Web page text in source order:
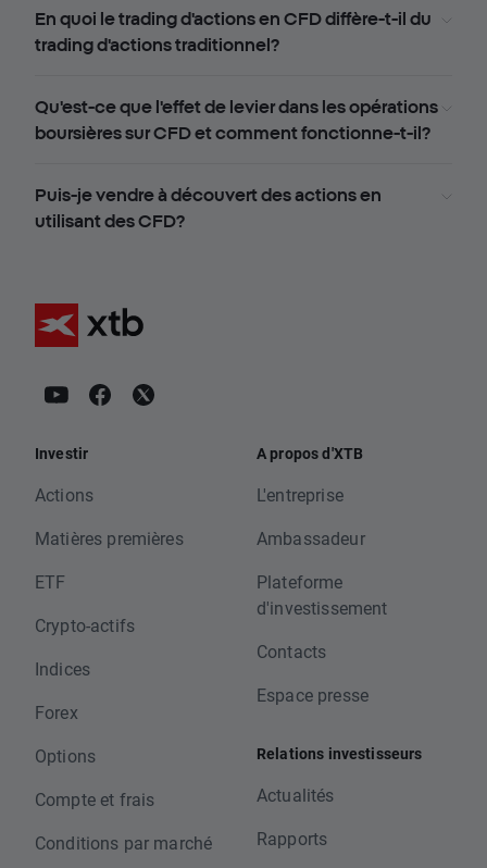
En quoi le trading d'actions en CFD diffère-t-il du
trading d'actions traditionnel?
Qu'est-ce que l'effet de levier dans les opérations
boursières sur CFD et comment fonctionne-t-il?
Puis-je vendre à découvert des actions en
utilisant des CFD?
Investir
Actions
Matières premières
ETF
Crypto-actifs
Indices
Forex
Options
Compte et frais
Conditions par marché
A propos d'XTB
L'entreprise
Ambassadeur
Plateforme
d'investissement
Contacts
Espace presse
Relations investisseurs
Actualités
Rapports